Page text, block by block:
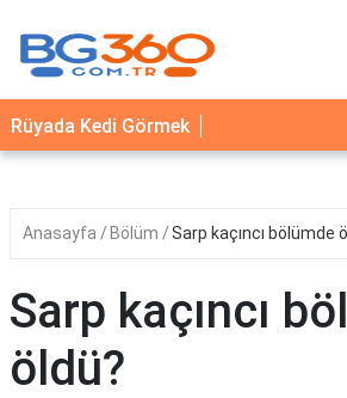
YEMEK
TARİFLERİ
SAĞLIK
İLETİŞİM
Rüyada Kedi Görmek
Anasayfa Bölüm Sarp kaçıncı bölümde
Sarp kaçıncı
öldü?